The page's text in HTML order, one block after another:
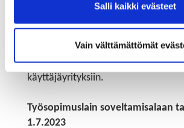
Salli kaikki evästeet
Vain välttämättömät
kohdistua nykyistä laajemmin myös
mahdollistaa
esimerkiksi työnhaussa käytettäviin
rekrytointiyrityksiin sekä
käyttäjäyrityksiin.
Työsopimuslain soveltamisalaan
1.7.2023